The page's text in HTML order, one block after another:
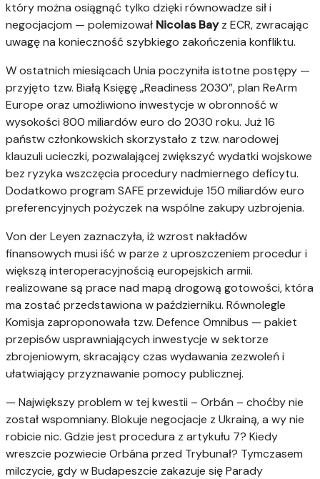
który można osiągnąć tylko dzięki równowadze sił i
negocjacjom — polemizował Nicolas Bayz ECR, zwracając
uwagę na konieczność szybkiego zakończenia konfliktu.
W ostatnich miesiącach Unia poczyniła istotne postępy —
przyjęto tzw. Białą Księgę „Readiness 2030”, plan ReArm
Europe oraz umożliwiono inwestycje w obronność w
wysokości 800 miliardów euro do 2030 roku. Już 16
państw członkowskich skorzystało z tzw. narodowej
klauzuli ucieczki, pozwalającej zwiększyć wydatki wojskowe
bez ryzyka wszczęcia procedury nadmiernego deficytu.
Dodatkowo program SAFE przewiduje 150 miliardów euro
preferencyjnych pożyczek na wspólne zakupy uzbrojenia.
Von der Leyen zaznaczyła, iż wzrost nakładów
finansowych musi iść w parze z uproszczeniem procedur i
większą interoperacyjnością europejskich armii.
realizowane są prace nad mapą drogową gotowości, która
ma zostać przedstawiona w październiku. Równolegle
Komisja zaproponowała tzw. Defence Omnibus — pakiet
przepisów usprawniających inwestycje w sektorze
zbrojeniowym, skracający czas wydawania zezwoleń i
ułatwiający przyznawanie pomocy publicznej.
— Największy problem w tej kwestii – Orbán – choćby nie
został wspomniany. Blokuje negocjacje z Ukrainą, a wy nie
robicie nic. Gdzie jest procedura z artykułu 7? Kiedy
wreszcie pozwiecie Orbána przed Trybunał? Tymczasem
milczycie, gdy w Budapeszcie zakazuje się Parady